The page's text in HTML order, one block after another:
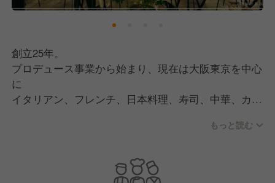
創立25年。
プロデュース事業から始まり、現在は大阪東京を中心
に
イタリアン、フレンチ、日本料理、寿司、中華、カフ
「世の中に必要とされる飲食事業を創造し続ける」と
いう理念のもと、大阪、東京、福岡の3拠点で、雰囲
もっと読む